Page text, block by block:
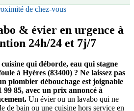
de chez-vous
& évier en urgence à
24h/24 et 7j/7
qui déborde, eau qui stagne
à Hyères (83400) ? Ne laissez pas
plombier débouchage est joignable
99 85, avec un prix annoncé à
Un évier ou un lavabo qui ne
de bain ou une cuisine hors service en